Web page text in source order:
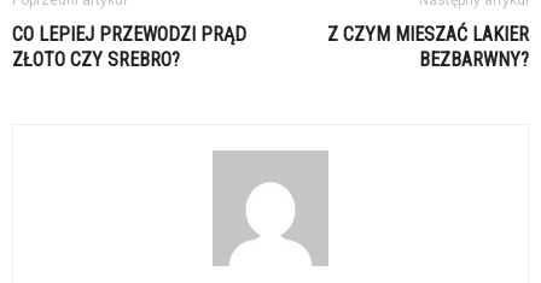
CO LEPIEJ PRZEWODZI PRĄD
ZŁOTO CZY SREBRO?
Z CZYM MIESZAĆ LAKIER
BEZBARWNY?